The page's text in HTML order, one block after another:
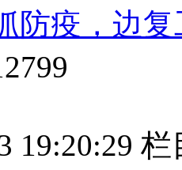
防疫，边
19:20:29 栏